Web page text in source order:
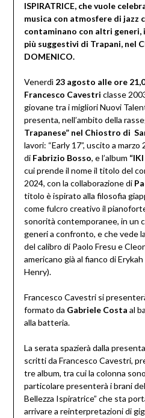
ISPIRATRICE, che vuole
musica con atmosfere di jazz
contaminano con altri
più suggestivi di Trapani, nel
DOMENICO.
Venerdì 23 agosto alle ore
Francesco Cavestri classe
giovane tra i migliori Nuovi
presenta, nell’ambito della
Trapanese” nel Chiostro di
lavori: “Early 17”, uscito a
di Fabrizio Bosso, e l’album
cui prende il nome il titolo del
2024, con la collaborazione di
titolo è ispirato alla filosofia
come fulcro creativo il
sonorità contemporanee, in un
generi a confronto, e che vede
del calibro di Paolo Fresu e
americano già al fianco di
Henry).
Francesco Cavestri si
formato da Gabriele Costa al
alla batteria.
La serata spazierà dalla
scritti da Francesco Cavestri,
tre album, tra cui la colonna
particolare presenterà i brani
Bellezza Ispiratrice” che sta
arrivare a reinterpretazioni di